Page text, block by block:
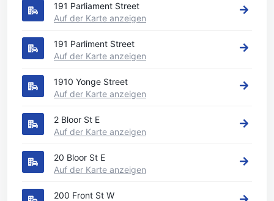
191 Parliament Street
Auf der Karte anzeigen
191 Parliment Street
Auf der Karte anzeigen
1910 Yonge Street
Auf der Karte anzeigen
2 Bloor St E
Auf der Karte anzeigen
20 Bloor St E
Auf der Karte anzeigen
200 Front St W